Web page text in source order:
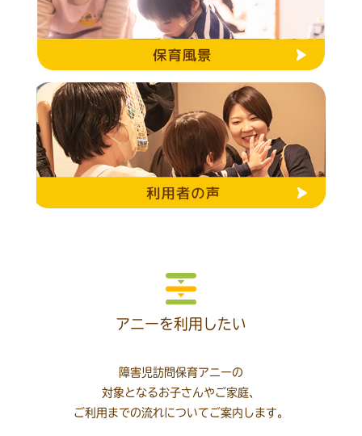
アニーを利用したい
障害児訪問保育アニーの
対象となるお子さんやご家庭、
ご利用までの流れについてご案内します。